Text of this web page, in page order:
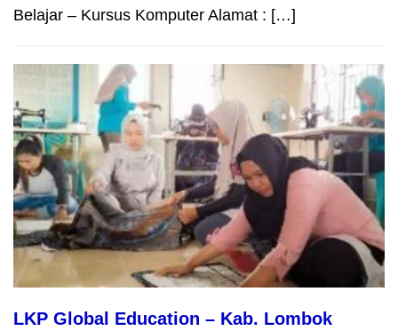
Belajar – Kursus Komputer Alamat : […]
LKP Global Education – Kab. Lombok